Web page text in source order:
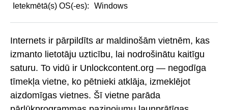
Ietekmētā(s) OS(-es):
Windows
Internets ir pārpildīts ar maldinošām vietnēm, kas
izmanto lietotāju uzticību, lai nodrošinātu kaitīgu
saturu. To vidū ir Unlockcontent.org — negodīga
tīmekļa vietne, ko pētnieki atklāja, izmeklējot
aizdomīgas vietnes. Šī vietne parāda